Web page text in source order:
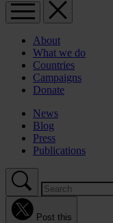
About
What we do
Countries
Campaigns
Donate
News
Blog
Press
Publications
Post this